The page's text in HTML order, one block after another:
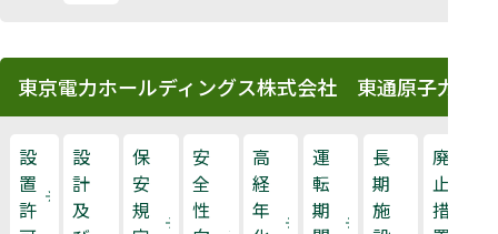
東京電力ホールディングス株式会社 東通原子力発
設
置
許
設
計
及
保
安
規
安
全
性
高
経
年
運
転
期
長
期
施
廃
止
措